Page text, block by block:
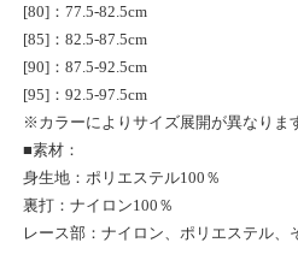
[80]：77.5-82.5cm
[85]：82.5-87.5cm
[90]：87.5-92.5cm
[95]：92.5-97.5cm
※カラーによりサイズ展開が異なりま
■素材：
身生地：ポリエステル100％
裏打：ナイロン100％
レース部：ナイロン、ポリエステル、